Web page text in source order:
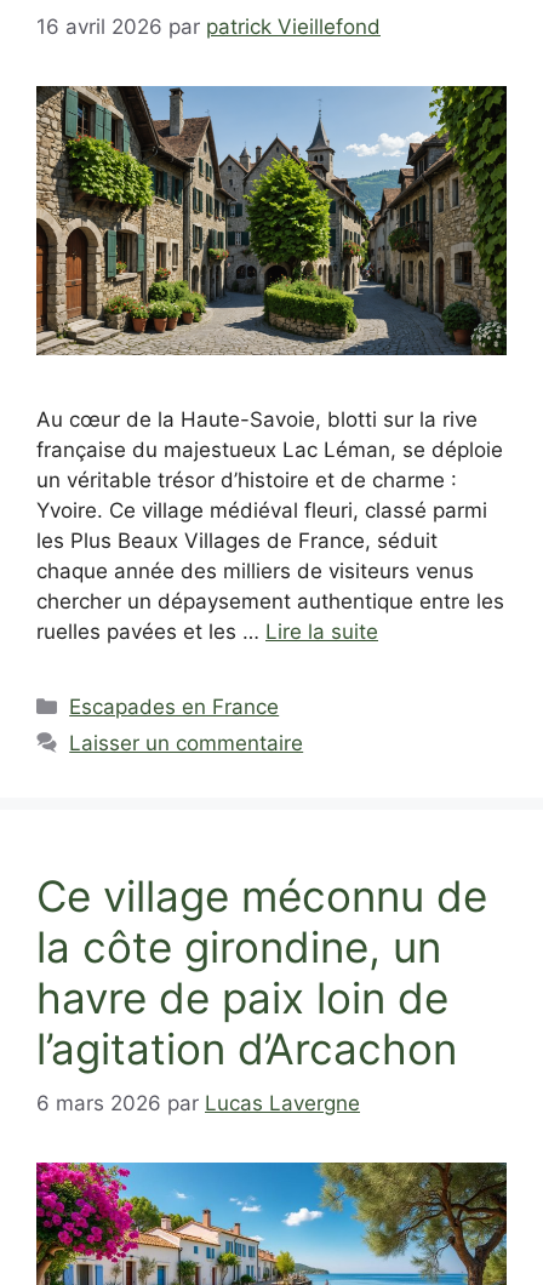
16 avril 2026 par patrick Vieillefond
Au cœur de la Haute-Savoie, blotti sur la rive
française du majestueux Lac Léman, se déploie
un véritable trésor d’histoire et de charme :
Yvoire. Ce village médiéval fleuri, classé parmi
les Plus Beaux Villages de France, séduit
chaque année des milliers de visiteurs venus
chercher un dépaysement authentique entre les
ruelles pavées et les … Lire la suite
Catégories
Escapades en France
Laisser un commentaire
Ce village méconnu de
la côte girondine, un
havre de paix loin de
l’agitation d’Arcachon
6 mars 2026 par Lucas Lavergne